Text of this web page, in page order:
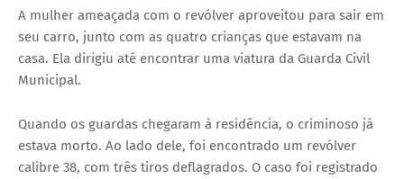
A mulher ameaçada com o revólver aproveitou para sair em
seu carro, junto com as quatro crianças que estavam na
casa. Ela dirigiu até encontrar uma viatura da Guarda Civil
Municipal.
Quando os guardas chegaram à residência, o criminoso já
estava morto. Ao lado dele, foi encontrado um revólver
calibre 38, com três tiros deflagrados. O caso foi registrado